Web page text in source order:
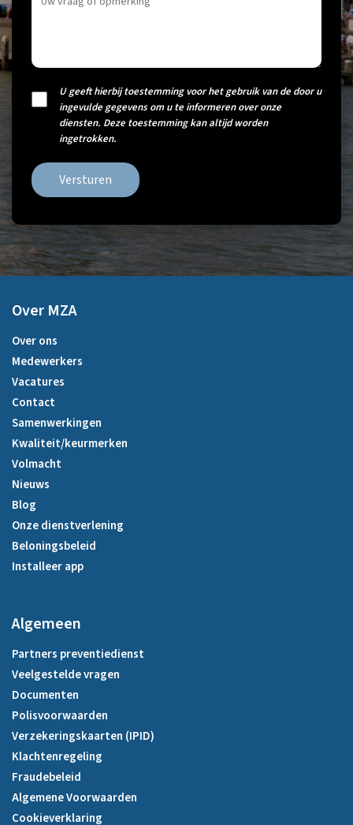
U geeft hierbij toestemming voor het gebruik van de door u
ingevulde gegevens om u te informeren over onze
diensten. Deze toestemming kan altijd worden
ingetrokken.
Versturen
Over MZA
Over ons
Medewerkers
Vacatures
Contact
Samenwerkingen
Kwaliteit/keurmerken
Volmacht
Nieuws
Blog
Onze dienstverlening
Beloningsbeleid
Installeer app
Algemeen
Partners preventiedienst
Veelgestelde vragen
Documenten
Polisvoorwaarden
Verzekeringskaarten (IPID)
Klachtenregeling
Fraudebeleid
Algemene Voorwaarden
Cookieverklaring